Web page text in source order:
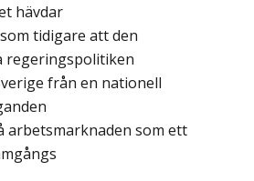
hävdar
tidigare att den
regeringspolitiken
från en nationell
arbetsmarknaden som ett